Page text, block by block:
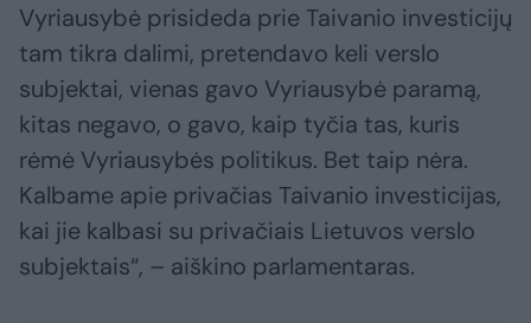
Vyriausybė prisideda prie Taivanio investicijų
tam tikra dalimi, pretendavo keli verslo
subjektai, vienas gavo Vyriausybė paramą,
kitas negavo, o gavo, kaip tyčia tas, kuris
rėmė Vyriausybės politikus. Bet taip nėra.
Kalbame apie privačias Taivanio investicijas,
kai jie kalbasi su privačiais Lietuvos verslo
subjektais“, – aiškino parlamentaras.